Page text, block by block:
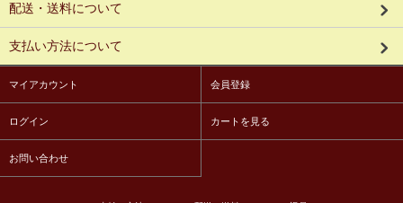
配送・送料について
支払い方法について
マイアカウント 会員登録
ログイン カートを見る
お問い合わせ